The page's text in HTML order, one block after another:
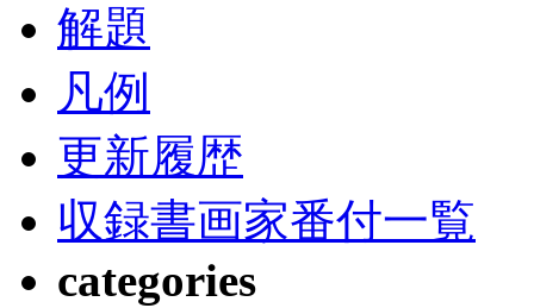
解題
凡例
更新履歴
収録書画家番付一覧
categories